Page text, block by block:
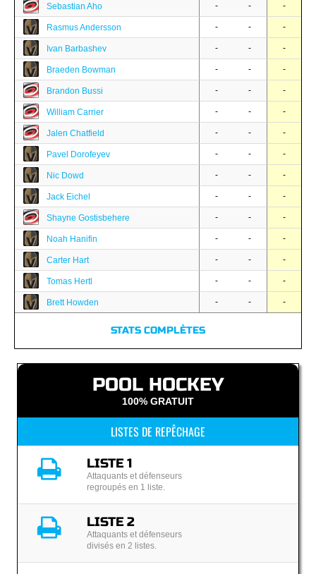
Sebastian Aho - - -
Rasmus Andersson - - -
Ivan Barbashev - - -
Braeden Bowman - - -
Brandon Bussi - - -
William Carrier - - -
Jalen Chatfield - - -
Pavel Dorofeyev - - -
Nic Dowd - - -
Jack Eichel - - -
Shayne Gostisbehere - - -
Noah Hanifin - - -
Carter Hart - - -
Tomas Hertl - - -
Brett Howden - - -
STATS COMPLÈTES
POOL HOCKEY
100% GRATUIT
LISTES DE REPÊCHAGE
LISTE 1
Attaquants et défenseurs
regroupés en 1 liste.
LISTE 2
Attaquants et défenseurs
divisés en 2 listes.